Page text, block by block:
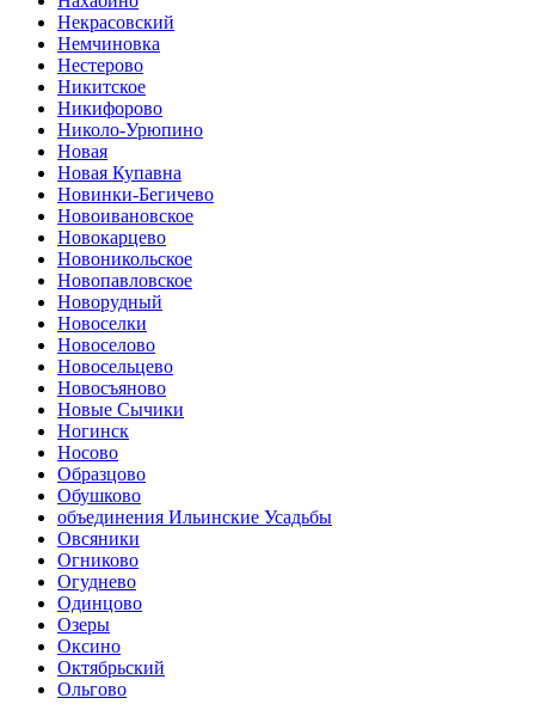
Некрасовский
Немчиновка
Нестерово
Никитское
Никифорово
Николо-Урюпино
Новая
Новая Купавна
Новинки-Бегичево
Новоивановское
Новокарцево
Новоникольское
Новопавловское
Новорудный
Новоселки
Новоселово
Новосельцево
Новосъяново
Новые Сычики
Ногинск
Носово
Образцово
Обушково
объединения Ильинские Усадьбы
Овсяники
Огниково
Огуднево
Одинцово
Озеры
Оксино
Октябрьский
Ольгово